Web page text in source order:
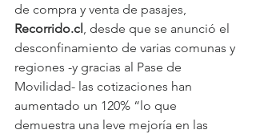
de compra y venta de pasajes,
Recorrido.cl , desde que se anunció el
desconfinamiento de varias comunas y
regiones -y gracias al Pase de
Movilidad- las cotizaciones han
aumentado un 120% “lo que
demuestra una leve mejoría en las